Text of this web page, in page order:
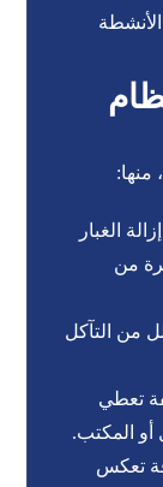
منها:
إزالة الغبار
من
من التآكل
تعطي
أو المكتب.
تعكس